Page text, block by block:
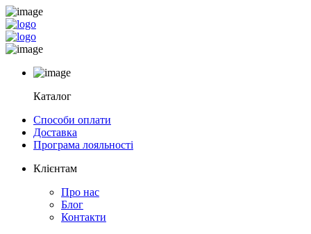
Каталог
Способи оплати
Доставка
Програма лояльності
Клієнтам
Про нас
Блог
Контакти